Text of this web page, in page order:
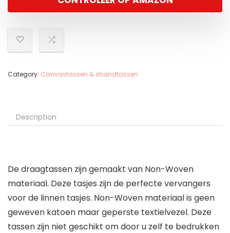
Category: Canvastassen & strandtassen
Description
De draagtassen zijn gemaakt van Non-Woven
materiaal. Deze tasjes zijn de perfecte vervangers
voor de linnen tasjes. Non-Woven materiaal is geen
geweven katoen maar geperste textielvezel. Deze
tassen zijn niet geschikt om door u zelf te bedrukken